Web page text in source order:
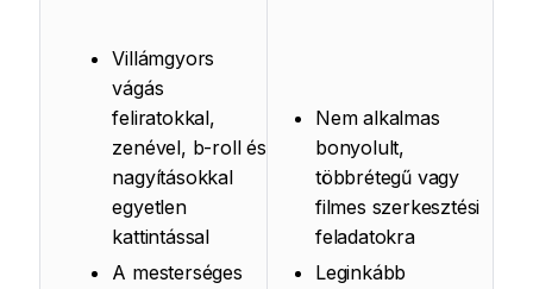
Villámgyors
vágás
feliratokkal,
zenével, b-roll és
nagyításokkal
egyetlen
kattintással
A mesterséges
Nem alkalmas
bonyolult,
többrétegű vagy
filmes szerkesztési
feladatokra
Leginkább